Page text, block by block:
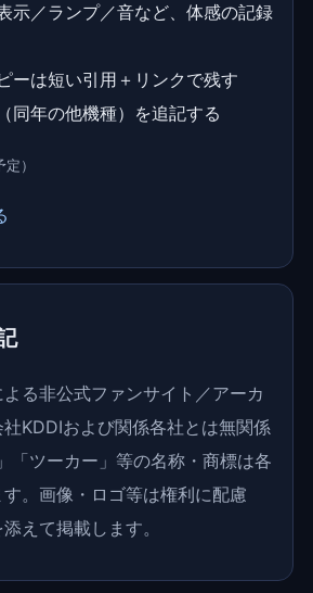
示／ランプ／音など、体感の記録
ーは短い引用＋リンクで残す
同年の他機種）を追記する
）
る非公式ファンサイト／アーカ
KDDIおよび関係各社とは無関係
「ツーカー」等の名称・商標は各
。画像・ロゴ等は権利に配慮
えて掲載します。